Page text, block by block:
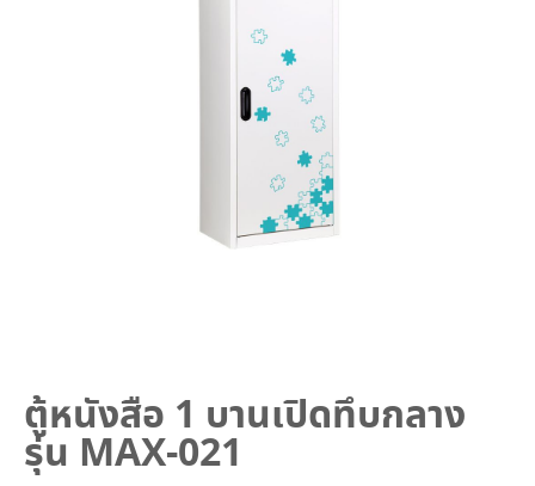
ตู้หนังสือ 1 บานเปิดทึบกลาง
รุ่น MAX-021